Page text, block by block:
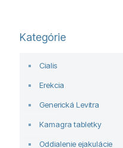
Kategórie
Cialis
Erekcia
Generická Levitra
Kamagra tabletky
Oddialenie ejakulácie